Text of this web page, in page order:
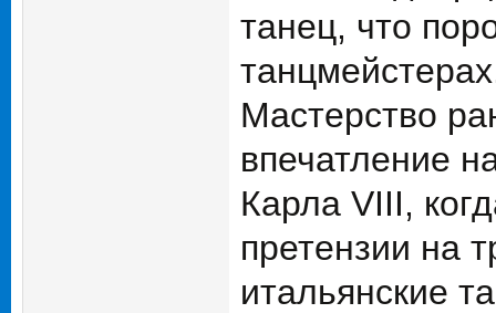
танец, что
Мастерство
впечатление
Карла VIII,
претензии на
итальянские